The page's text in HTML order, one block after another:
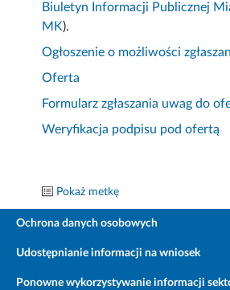
Biuletyn Informacji Publicznej
MK).
Ogłoszenie o możliwości
Oferta
Formularz zgłaszania uwag do
Weryfikacja podpisu pod ofertą
Pokaż metkę
Ochrona danych osobowych
Udostępnianie informacji na wniosek
Ponowne wykorzystywanie informacji